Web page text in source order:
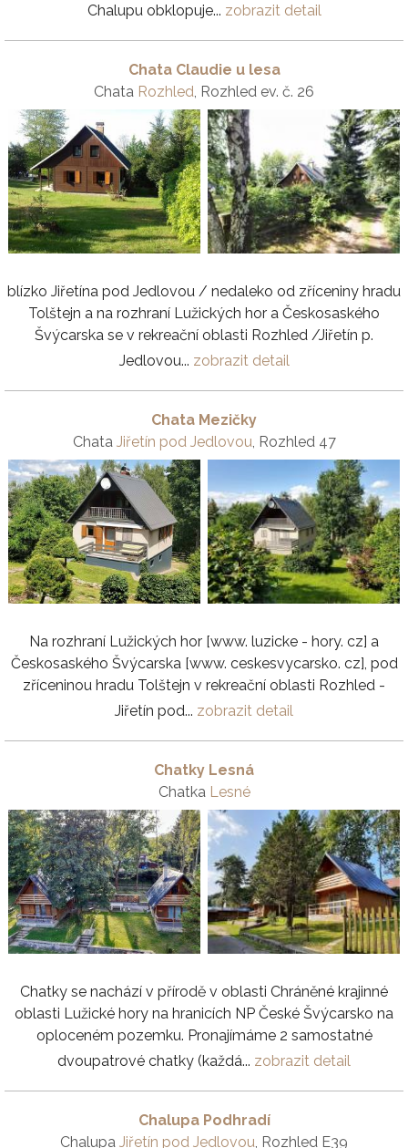
Chalupu obklopuje... zobrazit detail
Chata Claudie u lesa
Chata Rozhled , Rozhled ev. č. 26
blízko Jiřetína pod Jedlovou / nedaleko od zříceniny hradu
Tolštejn a na rozhraní Lužických hor a Českosaského
Švýcarska se v rekreační oblasti Rozhled /Jiřetín p.
Jedlovou... zobrazit detail
Chata Mezičky
Chata Jiřetín pod Jedlovou, Rozhled 47
Na rozhraní Lužických hor [www. luzicke - hory. cz] a
Českosaského Švýcarska [www. ceskesvycarsko. cz], pod
zříceninou hradu Tolštejn v rekreační oblasti Rozhled -
Jiřetín pod... zobrazit detail
Chatky Lesná
Chatka Lesné
Chatky se nachází v přírodě v oblasti Chráněné krajinné
oblasti Lužické hory na hranicích NP České Švýcarsko na
oploceném pozemku. Pronajímáme 2 samostatné
dvoupatrové chatky (každá... zobrazit detail
Chalupa Podhradí
Chalupa Jiřetín pod Jedlovou, Rozhled E39